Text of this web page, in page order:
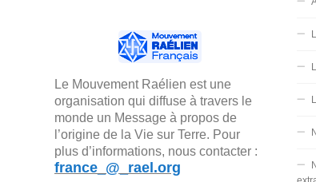
Le Mouvement Raélien est une
organisation qui diffuse à travers le
monde un Message à propos de
l’origine de la Vie sur Terre. Pour
plus d’informations, nous contacter :
france_@_rael.org